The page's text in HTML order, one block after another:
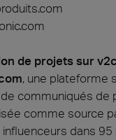
de projets sur
, une plateforme
communiqués de
comme source
dans 95